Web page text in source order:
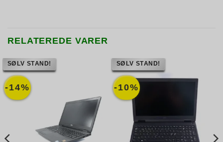
RELATEREDE VARER
-14%
SØLV STAND!
-10%
SØLV STAND!